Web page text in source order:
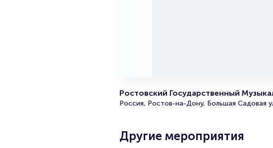
Ростовский Государственный
Россия, Ростов-на-Дону, Большая Садовая
Другие мероприятия